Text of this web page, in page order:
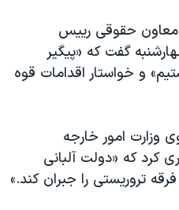
معاون حقوقی رییس
گفت که «پیگیر
و خواستار اقدامات قوه
وزارت امور خارجه
کرد که «دولت آلبانی
تروریستی را جبران کند.»